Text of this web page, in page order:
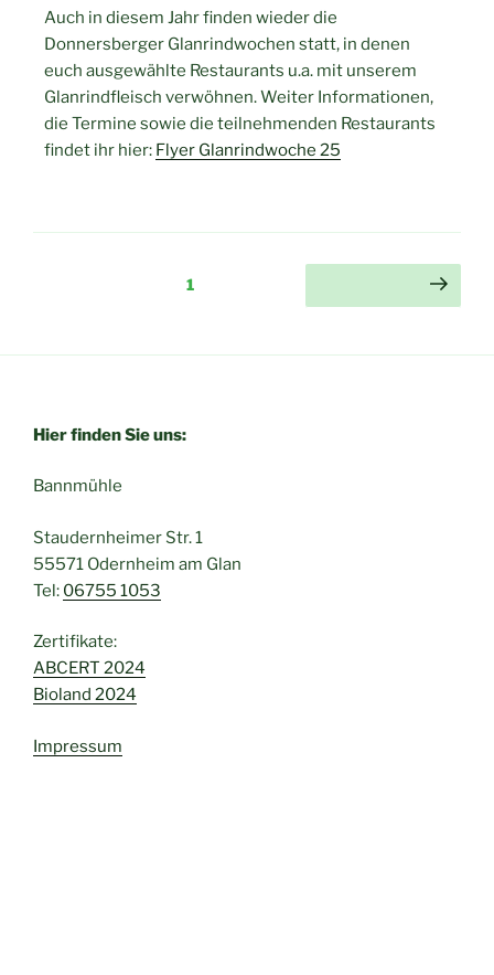
Auch in diesem Jahr finden wieder die
Donnersberger Glanrindwochen statt, in denen
euch ausgewählte Restaurants u.a. mit unserem
Glanrindfleisch verwöhnen. Weiter Informationen,
die Termine sowie die teilnehmenden Restaurants
findet ihr hier: Flyer Glanrindwoche 25
1
Hier finden Sie uns:
Bannmühle
Staudernheimer Str. 1
55571 Odernheim am Glan
Tel: 06755 1053
Zertifikate:
ABCERT 2024
Bioland 2024
Impressum